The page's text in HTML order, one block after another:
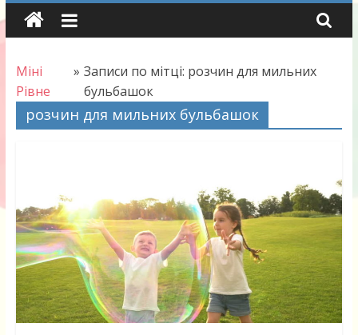
Skip
Міні
Рівне
» Записи по мітці: розчин для мильних
бульбашок
розчин для мильних бульбашок